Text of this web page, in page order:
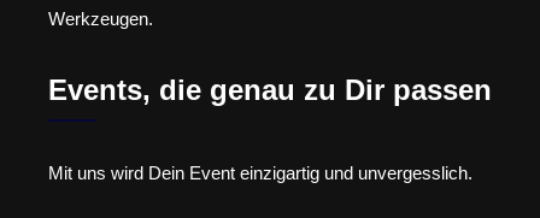
Werkzeugen.
Events, die genau zu Dir passen
Mit uns wird Dein Event einzigartig und unvergesslich.